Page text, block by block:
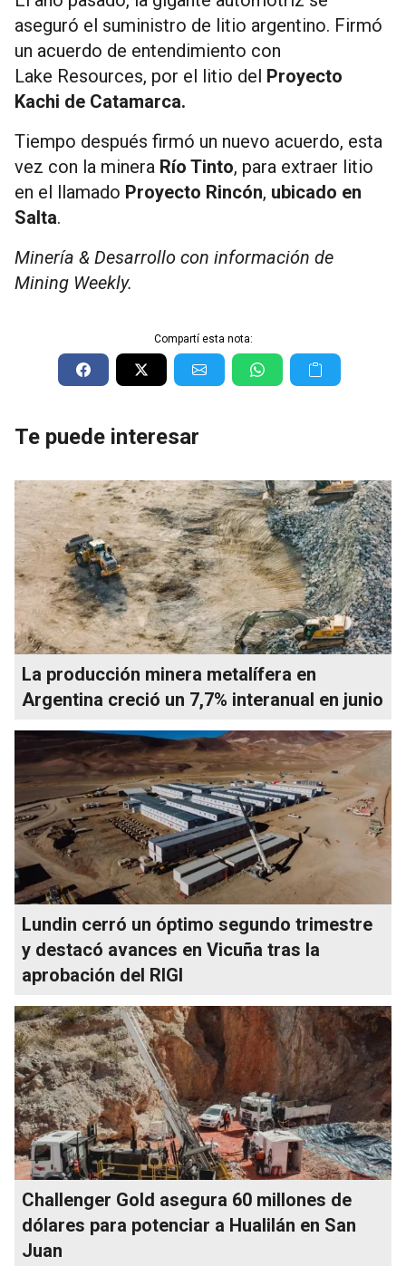
aseguró el suministro de litio argentino. Firmó
un acuerdo de entendimiento con
Lake Resources, por el litio del Proyecto
Kachi de Catamarca.
Tiempo después firmó un nuevo acuerdo, esta
vez con la minera Río Tinto, para extraer litio
en el llamado Proyecto Rincón, ubicado en
Salta.
Minería & Desarrollo con información de
Mining Weekly.
Compartí esta nota:
Te puede interesar
La producción minera metalífera en
Argentina creció un 7,7% interanual en junio
Lundin cerró un óptimo segundo trimestre
y destacó avances en Vicuña tras la
aprobación del RIGI
Challenger Gold asegura 60 millones de
dólares para potenciar a Hualilán en San
Juan